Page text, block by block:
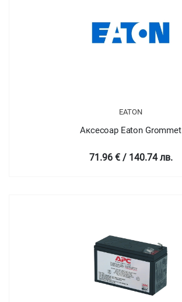
EATON
Аксесоар Eaton Grommet
71.96 € / 140.74 лв.